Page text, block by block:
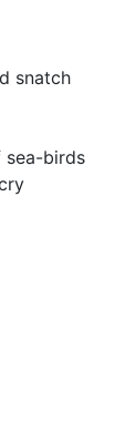
snatch
sea-birds